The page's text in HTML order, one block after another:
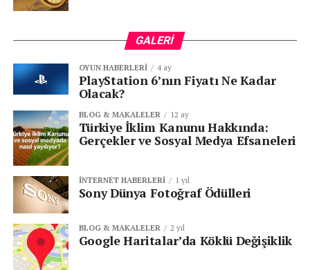
ETIKETLER: BİLİŞİM DIJITALDÖNÜŞÜM
İNTERNETGÜVENLIĞI
MICROSOFT
SIBERGÜVENLIK
TEKNOLOJI
VERIIHLALI
SONRAKI
Tesla Kazası Otopilot Tartışmalarını Yeniden
Alevlendirdi
ÖNCEKI
Apple’ın Gizlilik Hamlesi Neler Getirecek?
GALERI
OYUN HABERLERI 4 ay
PlayStation 6’nın Fiyatı Ne Kadar
Olacak?
BLOG & MAKALELER 12 ay
Türkiye İklim Kanunu Hakkında:
Gerçekler ve Sosyal Medya Efsaneleri
İNTERNET HABERLERI 1 yıl
Sony Dünya Fotoğraf Ödülleri
BLOG & MAKALELER 2 yıl
Google Haritalar’da Köklü Değişiklik